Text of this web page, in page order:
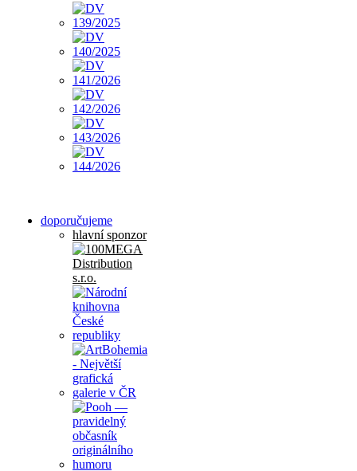
doporučujeme
hlavní sponzor